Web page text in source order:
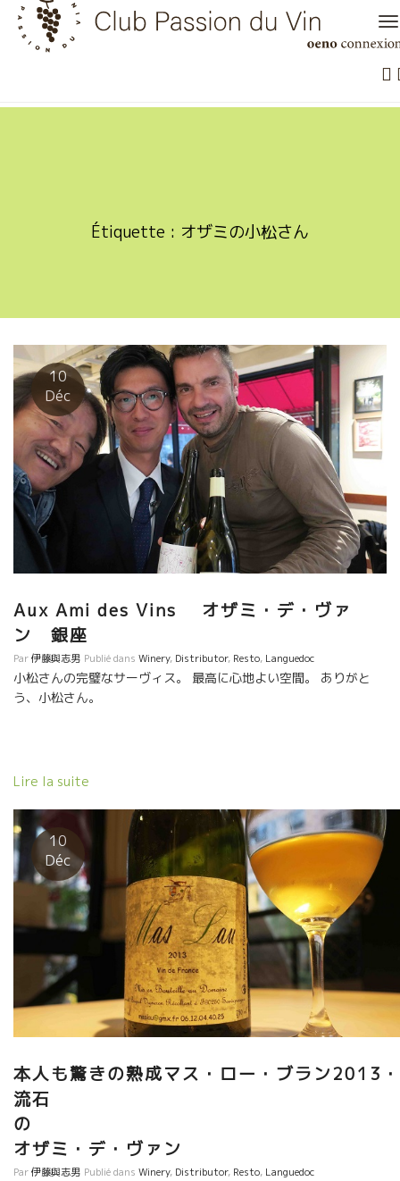
Skip
content
Étiquette : オザミの小松さん
10
Déc
Aux Ami des Vins オザミ・デ・ヴァ
ン 銀座
Par伊藤與志男 Publié dans Winery, Distributor, Resto, Languedoc
小松さんの完璧なサーヴィス。 最高に心地よい空間。 ありがと
う、小松さん。
Lire la suite
10
Déc
本人も驚きの熟成マス・ロー・ブラン2013・
流石
オザミ・デ・ヴァン
Par伊藤與志男 Publié dans Winery, Distributor, Resto, Languedoc